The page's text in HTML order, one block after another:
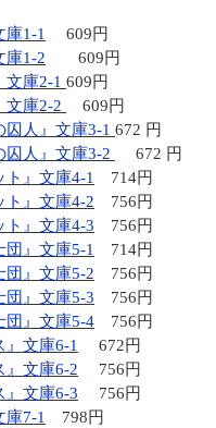
庫1-1
609円
庫1-2 609円
文庫2-1 609円
文庫2-2
609円
囚人』文庫3-1 672 円
囚人』文庫3-2
672 円
ト』文庫4-1
714円
ト』文庫4-2 756円
ト』文庫4-3 756円
団』文庫5-1
714円
団』文庫5-2 756円
団』文庫5-3 756円
団』文庫5-4 756円
』文庫6-1
672円
』文庫6-2 756円
』文庫6-3 756円
庫7-1
798円